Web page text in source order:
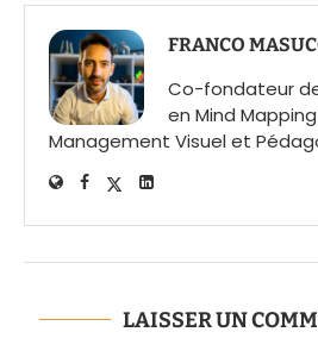
FRANCO
Co-fondateur
en Mind
Management Visuel et
LAISSER UN